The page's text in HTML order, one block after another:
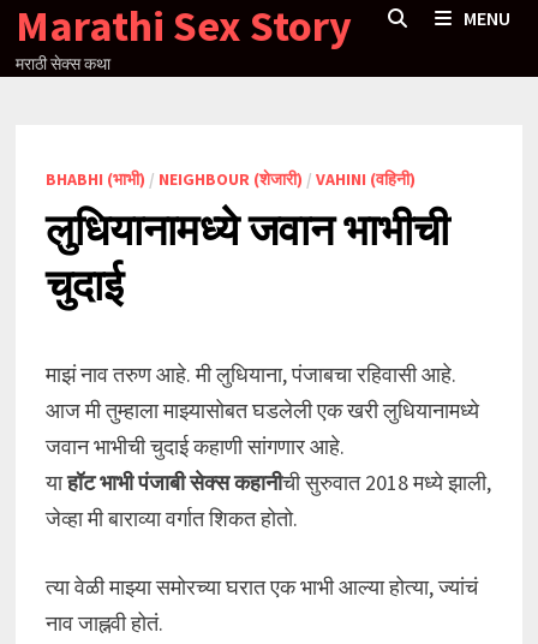
Skip
content
Marathi Sex Story
मराठी सेक्स कथा
MENU
BHABHI (भाभी) / NEIGHBOUR (शेजारी) / VAHINI (वहिनी)
लुधियानामध्ये जवान भाभीची
चुदाई
माझं नाव तरुण आहे. मी लुधियाना, पंजाबचा रहिवासी आहे.
आज मी तुम्हाला माझ्यासोबत घडलेली एक खरी लुधियानामध्ये
जवान भाभीची चुदाई कहाणी सांगणार आहे.
याहॉट भाभी पंजाबी सेक्स कहानीची सुरुवात 2018 मध्ये झाली,
जेव्हा मी बाराव्या वर्गात शिकत होतो.
त्या वेळी माझ्या समोरच्या घरात एक भाभी आल्या होत्या, ज्यांचं
नाव जाह्नवी होतं.